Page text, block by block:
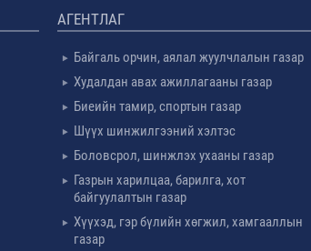
АГЕНТЛАГ
Байгаль орчин, аялал жуулчлалын газар
Худалдан авах ажиллагааны газар
Биеийн тамир, спортын газар
Шүүх шинжилгээний хэлтэс
Боловсрол, шинжлэх ухааны газар
Газрын харилцаа, барилга, хот
байгуулалтын газар
Хүүхэд, гэр бүлийн хөгжил, хамгааллын
газар